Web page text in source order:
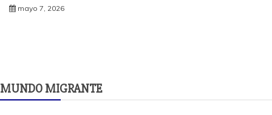
mayo 7, 2026
MUNDO MIGRANTE